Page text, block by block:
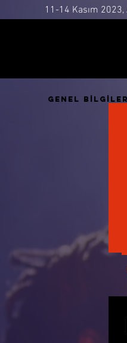
11-14 Kasım
GENEL BİLGİLER